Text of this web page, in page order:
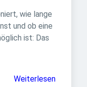
wie lange
und ob eine
ist: Das
Weiterlesen